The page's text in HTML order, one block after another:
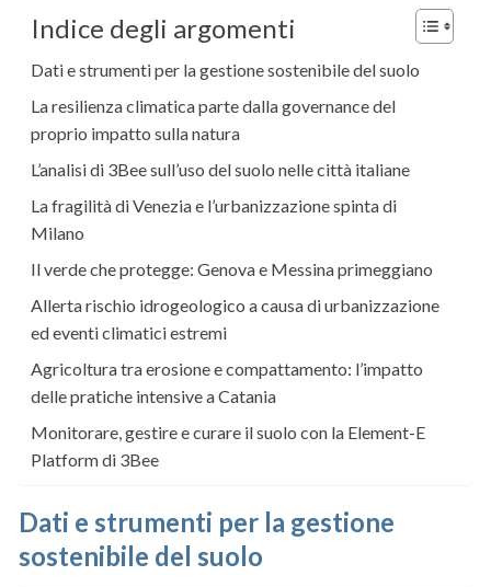
Indice degli argomenti
Dati e strumenti per la gestione sostenibile del suolo
La resilienza climatica parte dalla governance del
proprio impatto sulla natura
L’analisi di 3Bee sull’uso del suolo nelle città italiane
La fragilità di Venezia e l’urbanizzazione spinta di
Milano
Il verde che protegge: Genova e Messina primeggiano
Allerta rischio idrogeologico a causa di urbanizzazione
ed eventi climatici estremi
Agricoltura tra erosione e compattamento: l’impatto
delle pratiche intensive a Catania
Monitorare, gestire e curare il suolo con la Element-E
Platform di 3Bee
Dati e strumenti per la gestione
sostenibile del suolo